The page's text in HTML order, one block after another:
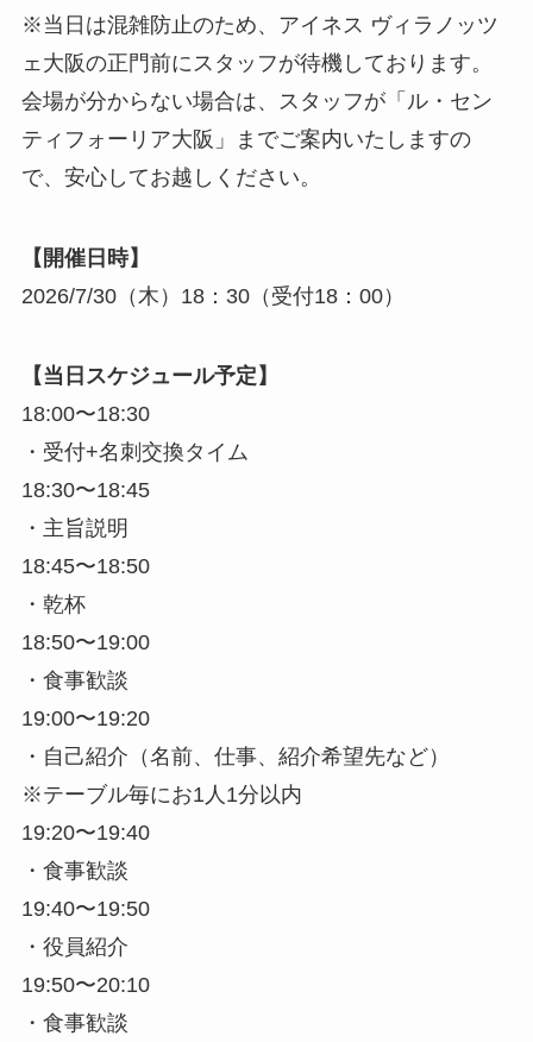
※当日は混雑防止のため、アイネス ヴィラノッツ
ェ大阪の正門前にスタッフが待機しております。
会場が分からない場合は、スタッフが「ル・セン
ティフォーリア大阪」までご案内いたしますの
で、安心してお越しください。
【開催日時】
2026/7/30（木）18：30（受付18：00）
【当日スケジュール予定】
18:00〜18:30
・受付+名刺交換タイム
18:30〜18:45
・主旨説明
18:45〜18:50
・乾杯
18:50〜19:00
・食事歓談
19:00〜19:20
・自己紹介（名前、仕事、紹介希望先など）
※テーブル毎にお1人1分以内
19:20〜19:40
・食事歓談
19:40〜19:50
・役員紹介
19:50〜20:10
・食事歓談